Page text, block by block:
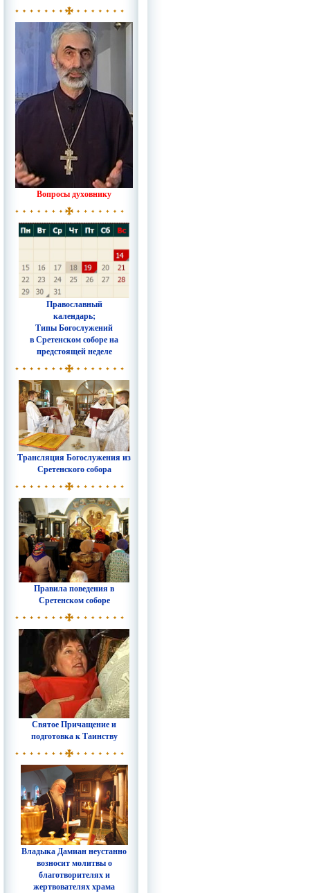
Вопросы духовнику
Православный
календарь;
Типы Богослужений
в Сретенском соборе на
предстоящей неделе
Трансляция Богослужения из
Сретенского собора
Правила поведения в
Сретенском соборе
Святое Причащение и
подготовка к Таинству
Владыка Дамиан неустанно
возносит молитвы о
благотворителях и
жертвователях храма